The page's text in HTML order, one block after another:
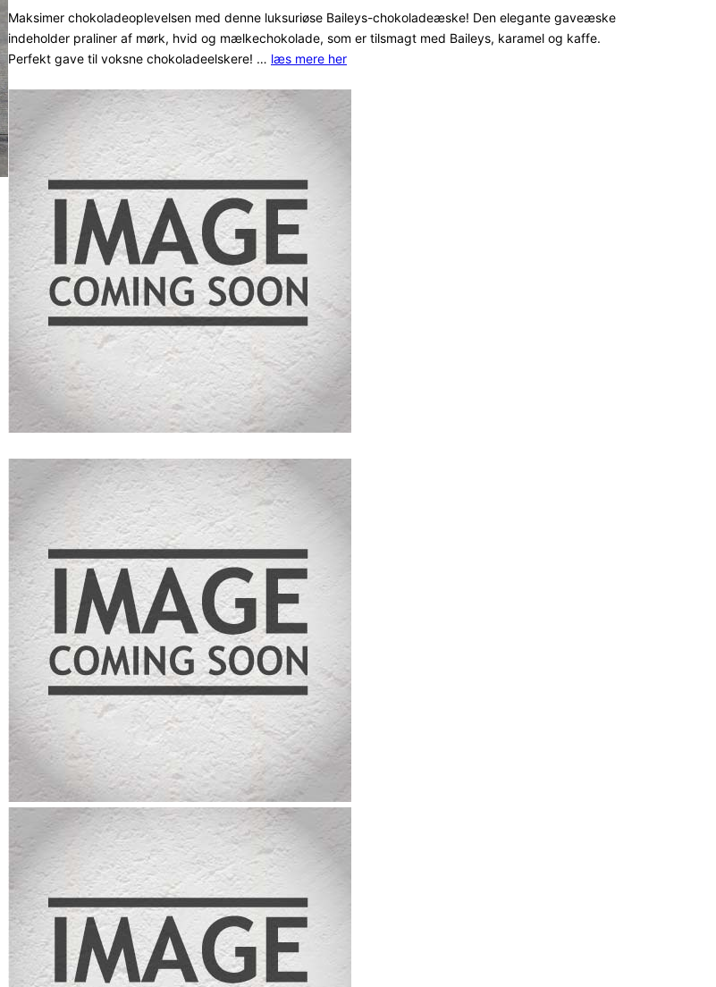
ud af 5
baseret
på
kundebedø
mmelser
Maksimer chokoladeoplevelsen med denne luksuriøse Baileys-chokoladeæske! Den elegante gaveæske
indeholder praliner af mørk, hvid og mælkechokolade, som er tilsmagt med Baileys, karamel og kaffe.
Perfekt gave til voksne chokoladeelskere! … læs mere her